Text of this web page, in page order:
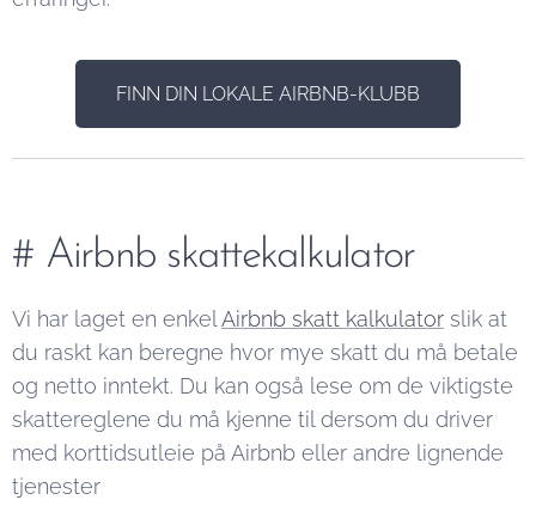
FINN DIN LOKALE AIRBNB-KLUBB
# Airbnb skattekalkulator
Vi har laget en enkel Airbnb skatt kalkulator slik at
du raskt kan beregne hvor mye skatt du må betale
og netto inntekt. Du kan også lese om de viktigste
skattereglene du må kjenne til dersom du driver
med korttidsutleie på Airbnb eller andre lignende
tjenester